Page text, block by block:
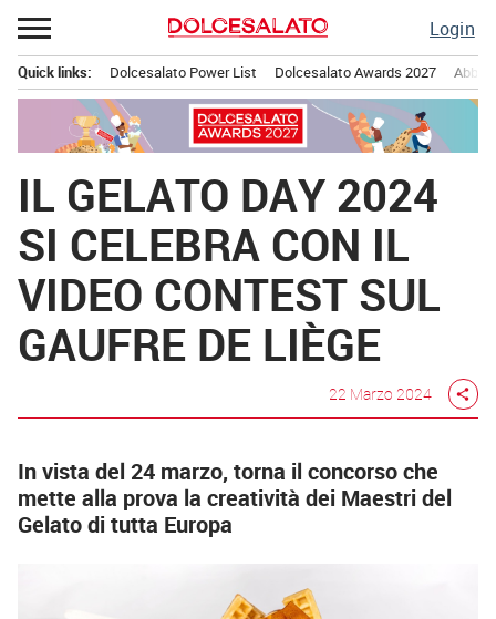
Passa
al
contenuto
Login
principale
Quick links: Dolcesalato Power List Dolcesalato Awards 2027
IL GELATO DAY 2024
SI CELEBRA CON IL
VIDEO CONTEST SUL
GAUFRE DE LIÈGE
22 Marzo 2024 share
In vista del 24 marzo, torna il concorso che
mette alla prova la creatività dei Maestri del
Gelato di tutta Europa